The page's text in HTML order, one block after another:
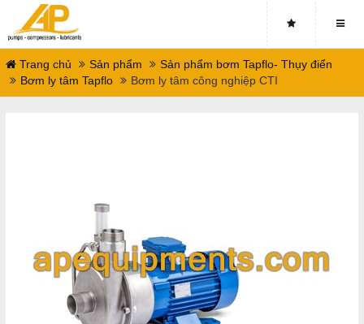
Trang chủ Sản phẩm
Sản phẩm bơm Tapflo- Thụy điển
Bơm ly tâm Tapflo
Bơm ly tâm công nghiệp CTI